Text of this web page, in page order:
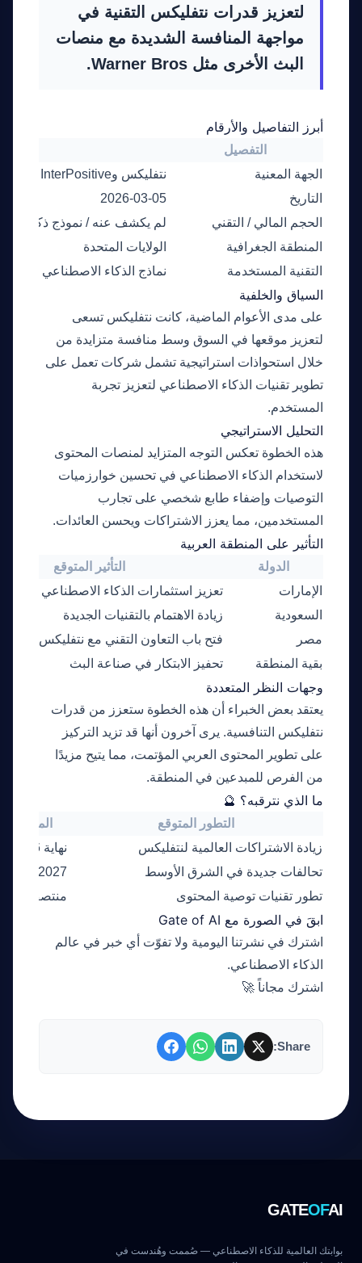
لتعزيز قدرات نتفليكس التقنية في
مواجهة المنافسة الشديدة مع منصات
البث الأخرى مثل Warner Bros.
أبرز التفاصيل والأرقام
التفصيل
الجهة المعنية
نتفليكس وInterPositive
التاريخ
2026-03-05
الحجم المالي / التقني
لم يكشف عنه / نموذج ذكاء
المنطقة الجغرافية
الولايات المتحدة
التقنية المستخدمة
نماذج الذكاء الاصطناعي
السياق والخلفية
على مدى الأعوام الماضية، كانت نتفليكس تسعى
لتعزيز موقعها في السوق وسط منافسة متزايدة من
خلال استحواذات استراتيجية تشمل شركات تعمل على
تطوير تقنيات الذكاء الاصطناعي لتعزيز تجربة
المستخدم.
التحليل الاستراتيجي
هذه الخطوة تعكس التوجه المتزايد لمنصات المحتوى
لاستخدام الذكاء الاصطناعي في تحسين خوارزميات
التوصيات وإضفاء طابع شخصي على تجارب
المستخدمين، مما يعزز الاشتراكات ويحسن العائدات.
التأثير على المنطقة العربية
الدولة
التأثير المتوقع
الإمارات
تعزيز استثمارات الذكاء الاصطناعي
السعودية
زيادة الاهتمام بالتقنيات الجديدة
مصر
فتح باب التعاون التقني مع نتفليكس
بقية المنطقة
تحفيز الابتكار في صناعة البث
وجهات النظر المتعددة
يعتقد بعض الخبراء أن هذه الخطوة ستعزز من قدرات
نتفليكس التنافسية. يرى آخرون أنها قد تزيد التركيز
على تطوير المحتوى العربي المؤتمت، مما يتيح مزيدًا
من الفرص للمبدعين في المنطقة.
ما الذي نترقبه؟ 🔮
التطور المتوقع
الموعد
زيادة الاشتراكات العالمية لنتفليكس
نهاية 2026
تحالفات جديدة في الشرق الأوسط
2027
تطور تقنيات توصية المحتوى
منتصف 2027
ابقَ في الصورة مع Gate of AI
اشترك في نشرتنا اليومية ولا تفوّت أي خبر في عالم
الذكاء الاصطناعي.
اشترك مجاناً 🚀
Share:
GATEOFAI
بوابتك العالمية للذكاء الاصطناعي — صُممت وهُندست في